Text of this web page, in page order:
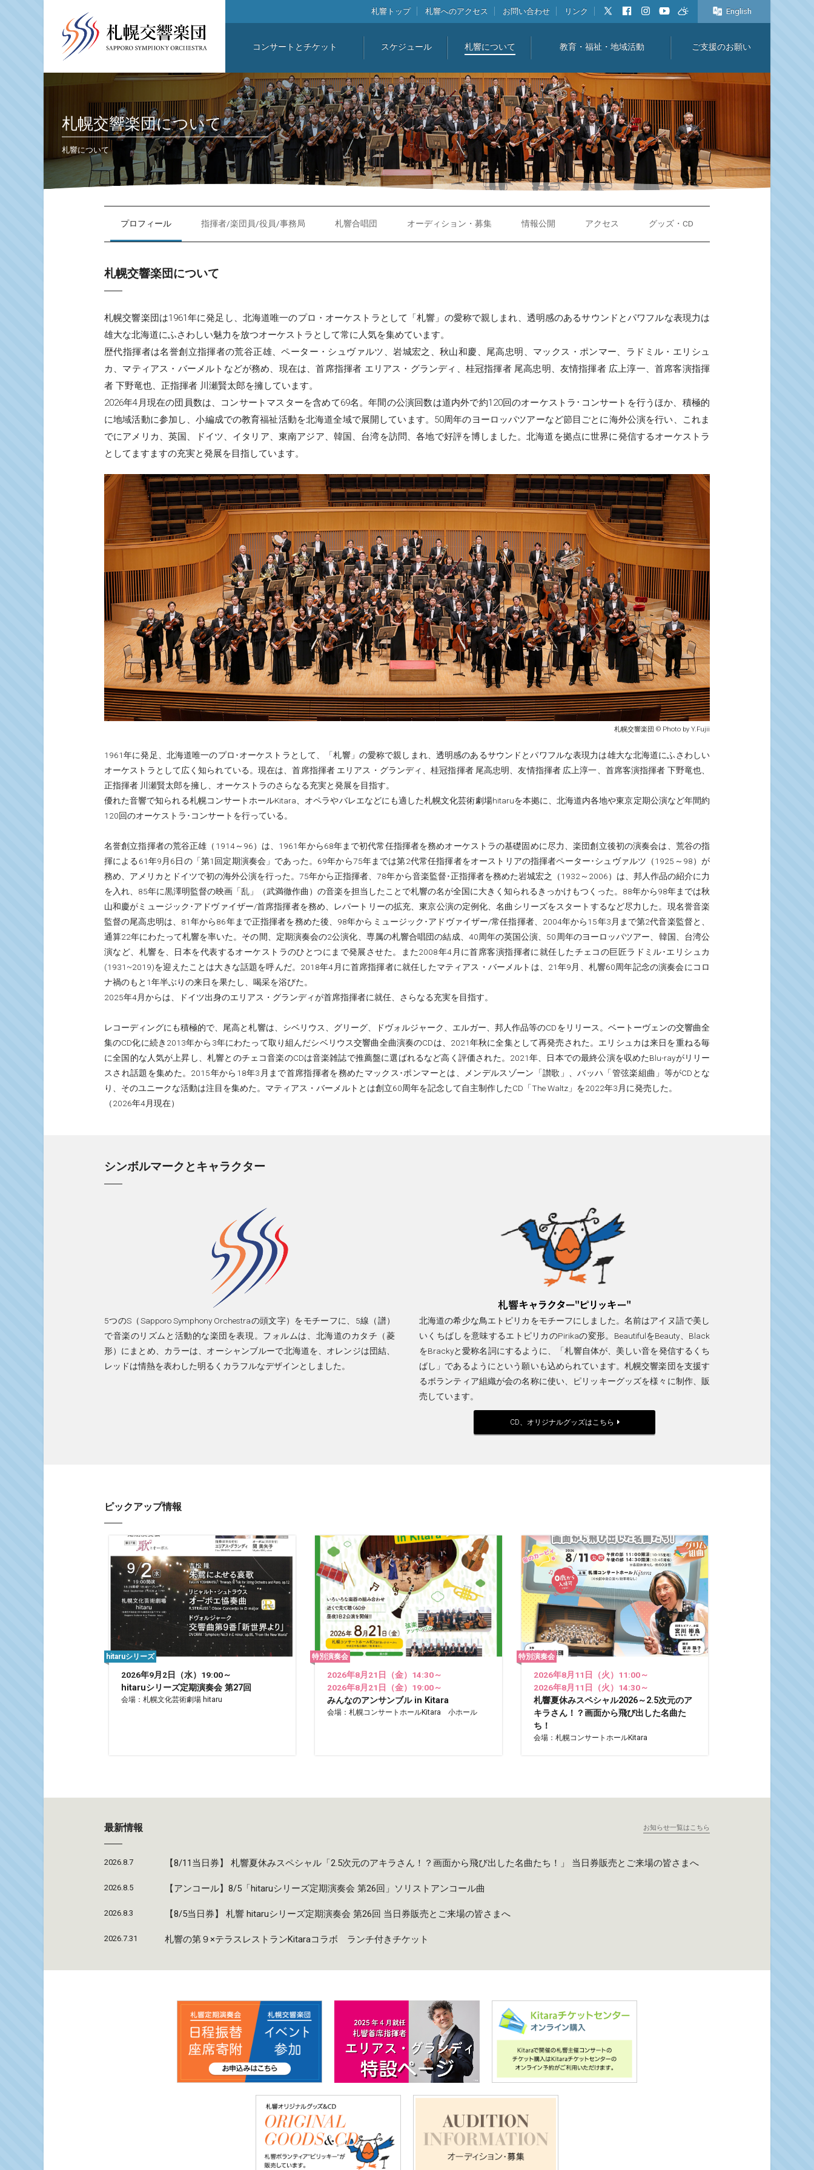
札響トップ 札響へのアクセス お問い合わせ リンク English
コンサートとチケット スケジュール 札響について 教育・福祉・地域活動 ご支援のお願い
札幌交響楽団について
札響について
プロフィール 指揮者/楽団員/役員/事務局 札響合唱団 オーディション・募集 情報公開 アクセス グッズ・CD
札幌交響楽団について
札幌交響楽団は1961年に発足し、北海道唯一のプロ・オーケストラとして「札響」の愛称で親しまれ、透明感のあるサウンドとパワフルな表現力は
雄大な北海道にふさわしい魅力を放つオーケストラとして常に人気を集めています。
歴代指揮者は名誉創立指揮者の荒谷正雄、ペーター・シュヴァルツ、岩城宏之、秋山和慶、尾高忠明、マックス・ポンマー、ラドミル・エリシュ
カ、マティアス・バーメルトなどが務め、現在は、首席指揮者 エリアス・グランディ、桂冠指揮者 尾高忠明、友情指揮者 広上淳一、首席客演指揮
者 下野竜也、正指揮者 川瀬賢太郎を擁しています。
2026年4月現在の団員数は、コンサートマスターを含めて69名。年間の公演回数は道内外で約120回のオーケストラ･コンサートを行うほか、積極的
に地域活動に参加し、小編成での教育福祉活動を北海道全域で展開しています。50周年のヨーロッパツアーなど節目ごとに海外公演を行い、これま
でにアメリカ、英国、ドイツ、イタリア、東南アジア、韓国、台湾を訪問、各地で好評を博しました。北海道を拠点に世界に発信するオーケストラ
としてますますの充実と発展を目指しています。
札幌交響楽団 © Photo by Y.Fujii
1961年に発足、北海道唯一のプロ･オーケストラとして、「札響」の愛称で親しまれ、透明感のあるサウンドとパワフルな表現力は雄大な北海道にふさわしい
オーケストラとして広く知られている。現在は、首席指揮者 エリアス・グランディ、桂冠指揮者 尾高忠明、友情指揮者 広上淳一、首席客演指揮者 下野竜也、
正指揮者 川瀬賢太郎を擁し、オーケストラのさらなる充実と発展を目指す。
優れた音響で知られる札幌コンサートホールKitara、オペラやバレエなどにも適した札幌文化芸術劇場hitaruを本拠に、北海道内各地や東京定期公演など年間約
120回のオーケストラ･コンサートを行っている。
名誉創立指揮者の荒谷正雄（1914～96）は、1961年から68年まで初代常任指揮者を務めオーケストラの基礎固めに尽力、楽団創立後初の演奏会は、荒谷の指
揮による61年9月6日の「第1回定期演奏会」であった。69年から75年までは第2代常任指揮者をオーストリアの指揮者ペーター･シュヴァルツ（1925～98）が
務め、アメリカとドイツで初の海外公演を行った。75年から正指揮者、78年から音楽監督･正指揮者を務めた岩城宏之（1932～2006）は、邦人作品の紹介に力
を入れ、85年に黒澤明監督の映画「乱」（武満徹作曲）の音楽を担当したことで札響の名が全国に大きく知られるきっかけもつくった。88年から98年までは秋
山和慶がミュージック･アドヴァイザー/首席指揮者を務め、レパートリーの拡充、東京公演の定例化、名曲シリーズをスタートするなど尽力した。現名誉音楽
監督の尾高忠明は、81年から86年まで正指揮者を務めた後、98年からミュージック･アドヴァイザー/常任指揮者、2004年から15年3月まで第2代音楽監督と、
通算22年にわたって札響を率いた。その間、定期演奏会の2公演化、専属の札響合唱団の結成、40周年の英国公演、50周年のヨーロッパツアー、韓国、台湾公
演など、札響を、日本を代表するオーケストラのひとつにまで発展させた。また2008年4月に首席客演指揮者に就任したチェコの巨匠ラドミル･エリシュカ
(1931~2019)を迎えたことは大きな話題を呼んだ。2018年4月に首席指揮者に就任したマティアス・バーメルトは、21年9月、札響60周年記念の演奏会にコロ
ナ禍のもと1年半ぶりの来日を果たし、喝采を浴びた。
2025年4月からは、ドイツ出身のエリアス・グランディが首席指揮者に就任、さらなる充実を目指す。
レコーディングにも積極的で、尾高と札響は、シベリウス、グリーグ、ドヴォルジャーク、エルガー、邦人作品等のCDをリリース。ベートーヴェンの交響曲全
集のCD化に続き2013年から3年にわたって取り組んだシベリウス交響曲全曲演奏のCDは、2021年秋に全集として再発売された。エリシュカは来日を重ねる毎
に全国的な人気が上昇し、札響とのチェコ音楽のCDは音楽雑誌で推薦盤に選ばれるなど高く評価された。2021年、日本での最終公演を収めたBlu-rayがリリー
スされ話題を集めた。2015年から18年3月まで首席指揮者を務めたマックス･ポンマーとは、メンデルスゾーン「讃歌」、バッハ「管弦楽組曲」等がCDとな
り、そのユニークな活動は注目を集めた。マティアス・バーメルトとは創立60周年を記念して自主制作したCD「The Waltz」を2022年3月に発売した。
（2026年4月現在）
シンボルマークとキャラクター
5つのS（Sapporo Symphony Orchestraの頭文字）をモチーフに、5線（譜）
で音楽のリズムと活動的な楽団を表現。フォルムは、北海道のカタチ（菱
形）にまとめ、カラーは、オーシャンブルーで北海道を、オレンジは団結、
レッドは情熱を表わした明るくカラフルなデザインとしました。
北海道の希少な鳥エトピリカをモチーフにしました。名前はアイヌ語で美し
いくちばしを意味するエトピリカのPirikaの変形。BeautifulをBeauty、Black
をBrackyと愛称名詞にするように、「札響自体が、美しい音を発信するくち
ばし」であるようにという願いも込められています。札幌交響楽団を支援す
るボランティア組織が会の名称に使い、ピリッキーグッズを様々に制作、販
売しています。
CD、オリジナルグッズはこちら
ピックアップ情報
2026年9月2日（水）19:00～
hitaruシリーズ定期演奏会 第27回
会場：札幌文化芸術劇場 hitaru
hitaruシリーズ
2026年8月21日（金）14:30～
2026年8月21日（金）19:00～
みんなのアンサンブル in Kitara
会場：札幌コンサートホールKitara 小ホール
特別演奏会
2026年8月11日（火）11:00～
2026年8月11日（火）14:30～
札響夏休みスペシャル2026～2.5次元のア
キラさん！？画面から飛び出した名曲た
ち！
会場：札幌コンサートホールKitara
特別演奏会
最新情報 お知らせ一覧はこちら
2026.8.7 【8/11当日券】 札響夏休みスペシャル「2.5次元のアキラさん！？画面から飛び出した名曲たち！」 当日券販売とご来場の皆さまへ
2026.8.5 【アンコール】8/5「hitaruシリーズ定期演奏会 第26回」ソリストアンコール曲
2026.8.3 【8/5当日券】 札響 hitaruシリーズ定期演奏会 第26回 当日券販売とご来場の皆さまへ
2026.7.31 札響の第９×テラスレストランKitaraコラボ ランチ付きチケット